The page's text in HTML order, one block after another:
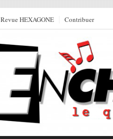
Revue HEXAGONE Contribuer